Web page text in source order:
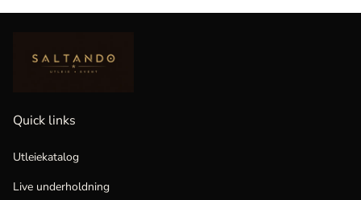
Quick links
Utleiekatalog
Live underholdning